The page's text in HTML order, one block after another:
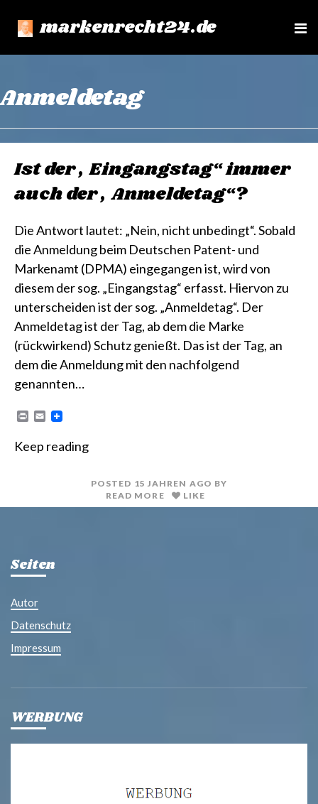
markenrecht24.de
e
Anmeldetag
Ist der „Eingangstag“ immer
auch der „Anmeldetag“?
Die Antwort lautet: „Nein, nicht unbedingt“. Sobald
die Anmeldung beim Deutschen Patent- und
Markenamt (DPMA) eingegangen ist, wird von
diesem der sog. „Eingangstag“ erfasst. Hiervon zu
unterscheiden ist der sog. „Anmeldetag“. Der
Anmeldetag ist der Tag, ab dem die Marke
(rückwirkend) Schutz genießt. Das ist der Tag, an
dem die Anmeldung mit den nachfolgend
genannten…
n
E
i
Keep reading
POSTED 15 JAHREN AGO BY
READ MORE
LIKE
Seiten
Autor
Datenschutz
Impressum
WERBUNG